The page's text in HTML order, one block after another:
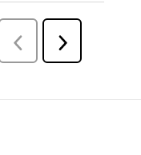
Précédentcommentaire
Suivant
commentaire